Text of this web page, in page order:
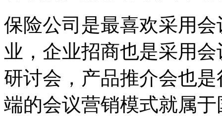
保险公司是最喜欢采用
业，企业招商也是采用
研讨会，产品推介会也
端的会议营销模式就属